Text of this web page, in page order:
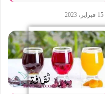
15 فبراير، 2023